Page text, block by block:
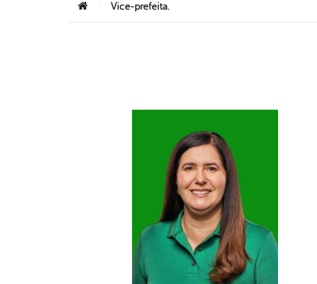
Você está aqui:
Vice-prefeita.